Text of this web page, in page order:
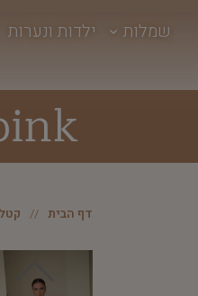
שמלות ילדות ונערות
דף הבית